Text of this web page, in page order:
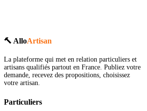
🔨 AlloArtisan
La plateforme qui met en relation particuliers et
artisans qualifiés partout en France. Publiez votre
demande, recevez des propositions, choisissez
votre artisan.
Particuliers